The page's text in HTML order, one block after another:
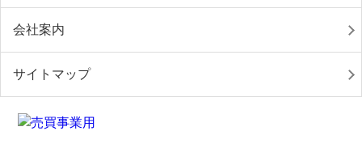
会社案内
サイトマップ